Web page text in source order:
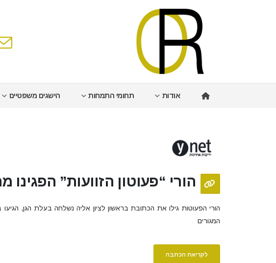
אודות תחומי התמחות הישגים משפטיים
הורי “פעוטון הזוועות”
הורי הפעוטות גילו את הכתובת בראשון לציון אליה נשלחה בעלת הגן,
המגורים
לקריאת הכתבה